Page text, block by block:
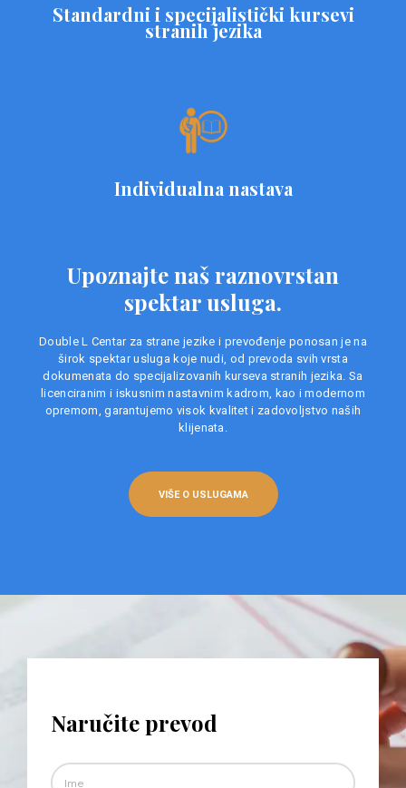
Standardni i specijalistički kursevi
stranih jezika
Individualna nastava
Upoznajte naš raznovrstan
spektar usluga.
Double L Centar za strane jezike i prevođenje ponosan je na
širok spektar usluga koje nudi, od prevoda svih vrsta
dokumenata do specijalizovanih kurseva stranih jezika. Sa
licenciranim i iskusnim nastavnim kadrom, kao i modernom
opremom, garantujemo visok kvalitet i zadovoljstvo naših
klijenata.
VIŠE O USLUGAMA
Naručite prevod